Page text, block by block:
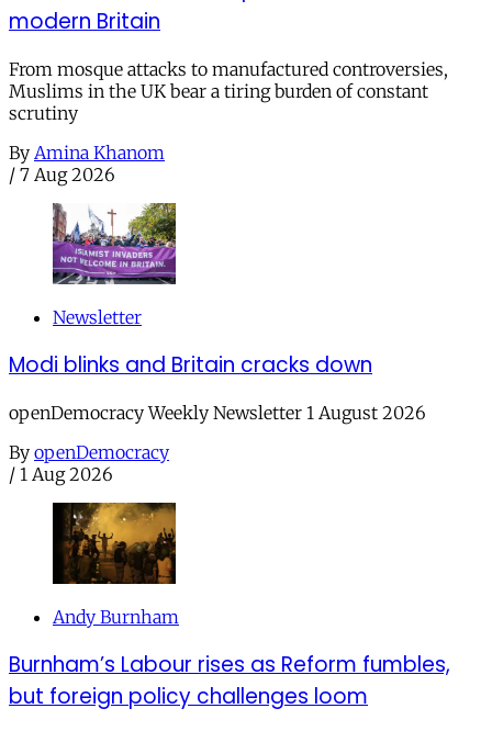
modern Britain
From mosque attacks to manufactured controversies,
Muslims in the UK bear a tiring burden of constant
scrutiny
By Amina Khanom
/ 7 Aug 2026
Newsletter
Modi blinks and Britain cracks down
openDemocracy Weekly Newsletter 1 August 2026
By openDemocracy
/ 1 Aug 2026
Andy Burnham
Burnham’s Labour rises as Reform fumbles,
but foreign policy challenges loom